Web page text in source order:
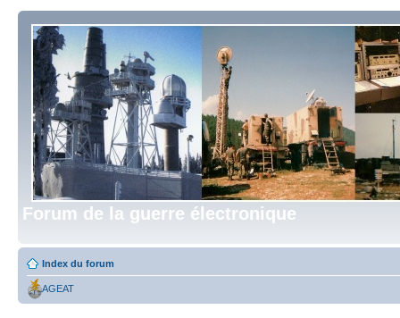
Forum de la guerre électronique
Index du forum
AGEAT